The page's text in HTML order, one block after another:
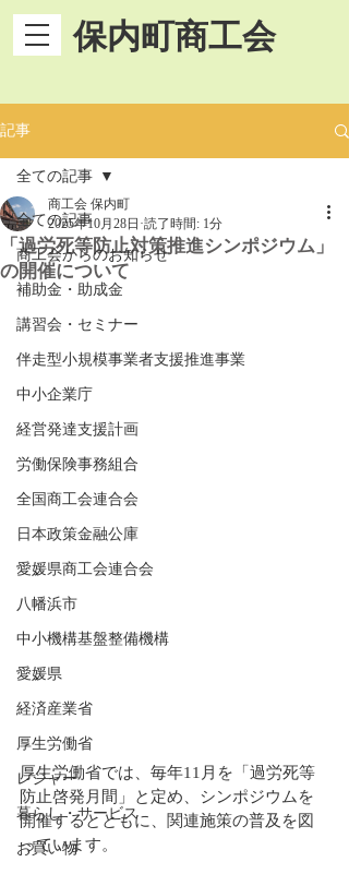
保内町商工会
記事
全ての記事
商工会からのお知らせ
補助金・助成金
講習会・セミナー
伴走型小規模事業者支援推進事業
中小企業庁
経営発達支援計画
労働保険事務組合
全国商工会連合会
日本政策金融公庫
愛媛県商工会連合会
八幡浜市
中小機構基盤整備機構
愛媛県
経済産業省
厚生労働省
レジャー
暮らし・サービス
お買い物
全ての記事
「過労死等防止対策推進シンポジウム」
の開催について
商工会 保内町
2025年10月28日 読了時間: 1分
厚生労働省では、毎年11月を「過労死等
防止啓発月間」と定め、シンポジウムを
開催するとともに、関連施策の普及を図
っています。